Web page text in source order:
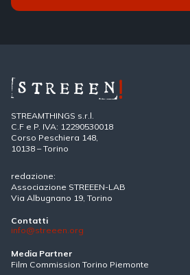
STREAMTHINGS s.r.l.
C.F e P. IVA: 12290530018
Corso Peschiera 148,
10138 – Torino
redazione:
Associazione STREEEN-LAB
Via Albugnano 19, Torino
Contatti
info@streeen.org
Media Partner
Film Commission Torino Piemonte